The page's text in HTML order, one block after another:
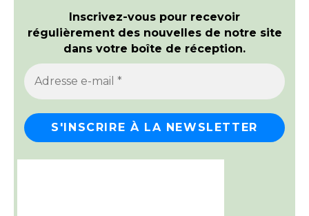
Inscrivez-vous pour recevoir
régulièrement des nouvelles de notre site
dans votre boîte de réception.